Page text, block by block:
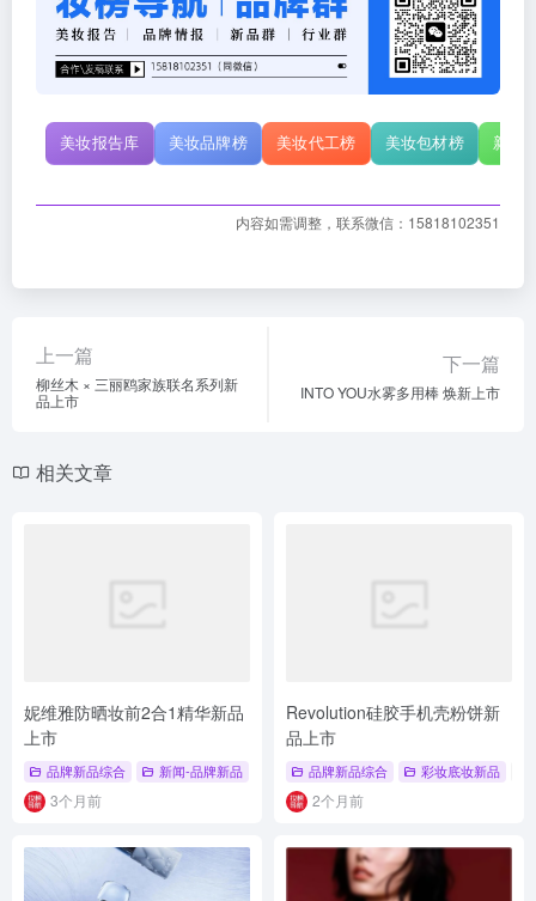
美妆报告库 美妆品牌榜 美妆代工榜 美妆包材榜 新原
内容如需调整，联系微信：15818102351
上一篇
柳丝木 × 三丽鸥家族联名系列新
品上市
下一篇
INTO YOU水雾多用棒 焕新上市
相关文章
妮维雅防晒妆前2合1精华新品
上市
品牌新品综合 新闻-品牌新品 # 品牌新品综合 # 彩妆底妆新品 # 防晒新品
3个月前
Revolution硅胶手机壳粉饼新
品上市
品牌新品综合 彩妆底妆新品
2个月前